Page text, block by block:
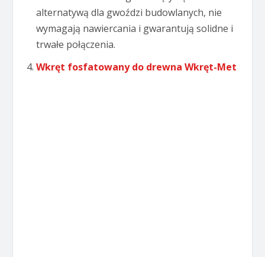
alternatywą dla gwoździ budowlanych, nie
wymagają nawiercania i gwarantują solidne i
trwałe połączenia.
Wkręt fosfatowany do drewna Wkręt-Met